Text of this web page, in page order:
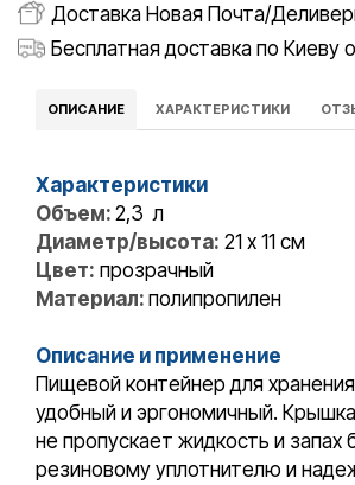
Доставка Новая Почта/
Бесплатная доставка по Киеву
ОПИСАНИЕ ХАРАКТЕРИСТИКИ
Характеристики
Объем: 2,3 л
Диаметр/высота: 21 x 11 cм
Цвет: прозрачный
Материал: полипропилен
Описание и применение
Пищевой контейнер для
удобный и эргономичный.
не пропускает жидкость и запах
резиновому уплотнителю и